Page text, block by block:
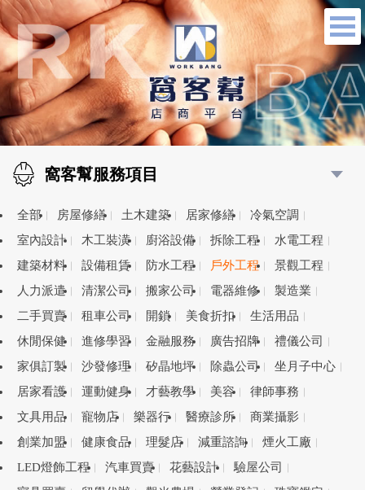
窩客幫服務項目
全部 房屋修繕 土木建築 居家修繕
冷氣空調
室內設計
木工裝潢 廚浴設備 拆除工程
水電工程
建築材料
設備租賃 防水工程 戶外工程
景觀工程
人力派遣
清潔公司 搬家公司 電器維修
製造業
二手買賣
租車公司 開鎖 美食折扣
生活用品
休閒保健
進修學習 金融服務 廣告招牌
禮儀公司
家俱訂製
沙發修理 矽晶地坪 除蟲公司
坐月子中心
居家看護
運動健身 才藝教學 美容
律師事務
文具用品
寵物店 樂器行 醫療診所
商業攝影
創業加盟
健康食品 理髮店 減重諮詢
煙火工廠
LED燈飾工程
汽車買賣 花藝設計
驗屋公司